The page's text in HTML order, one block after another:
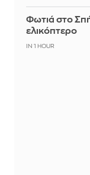
Φωτιά στο
ελικόπτερο
IN 1 HOUR